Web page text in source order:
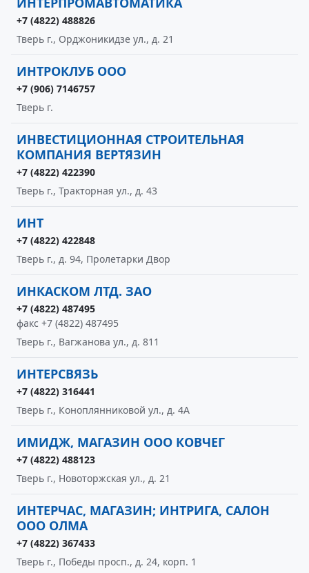
+7 (4822) 488826
Тверь г., Орджоникидзе ул., д. 21
ИНТРОКЛУБ ООО
+7 (906) 7146757
Тверь г.
ИНВЕСТИЦИОННАЯ СТРОИТЕЛЬНАЯ
КОМПАНИЯ ВЕРТЯЗИН
+7 (4822) 422390
Тверь г., Тракторная ул., д. 43
ИНТ
+7 (4822) 422848
Тверь г., д. 94, Пролетарки Двор
ИНКАСКОМ ЛТД. ЗАО
+7 (4822) 487495
факс +7 (4822) 487495
Тверь г., Вагжанова ул., д. 811
ИНТЕРСВЯЗЬ
+7 (4822) 316441
Тверь г., Коноплянниковой ул., д. 4А
ИМИДЖ, МАГАЗИН ООО КОВЧЕГ
+7 (4822) 488123
Тверь г., Новоторжская ул., д. 21
ИНТЕРЧАС, МАГАЗИН; ИНТРИГА, САЛОН
ООО ОЛМА
+7 (4822) 367433
Тверь г., Победы просп., д. 24, корп. 1